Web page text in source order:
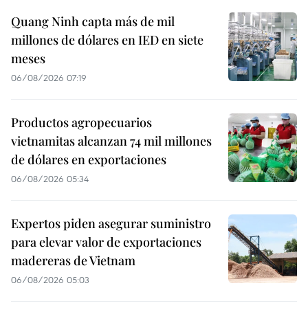
Quang Ninh capta más de mil
millones de dólares en IED en siete
meses
06/08/2026 07:19
Productos agropecuarios
vietnamitas alcanzan 74 mil millones
de dólares en exportaciones
06/08/2026 05:34
Expertos piden asegurar suministro
para elevar valor de exportaciones
madereras de Vietnam
06/08/2026 05:03